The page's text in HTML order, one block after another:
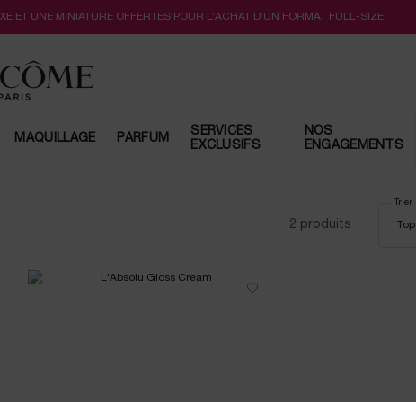
ET UNE MINIATURE OFFERTES POUR L’ACHAT D’UN FORMAT FULL-SIZE
MAQUILLAGE PARFUM
SERVICES
EXCLUSIFS
NOS
ENGAGEMENTS
2 produits
Trier